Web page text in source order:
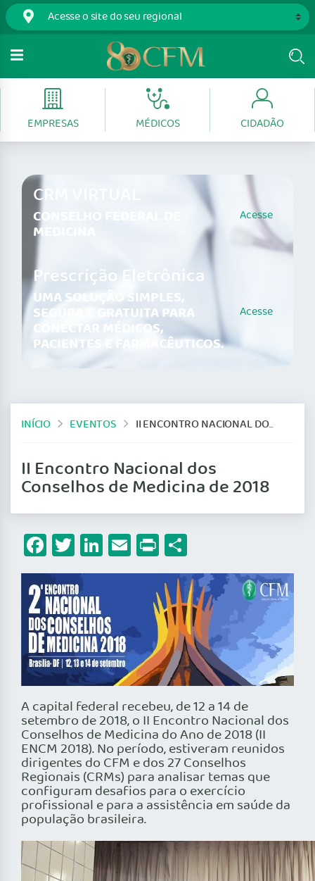
EMPRESAS MÉDICOS CIDADÃO
CRM VIRTUAL
CONSELHO FEDERAL DE
MEDICINA
Acesse
Prescrição Eletrônica
UMA SOLUÇÃO SIMPLES,
SEGURA E GRATUITA PARA
CONECTAR MÉDICOS,
PACIENTES E FARMACÊUTICOS.
Acesse
INÍCIO EVENTOS II ENCONTRO NACIONAL DOS CONSELHOS DE MEDICINA DE 2018
II Encontro Nacional dos
Conselhos de Medicina de 2018
Facebook
Twitter
LinkedIn
Email
Print
A capital federal recebeu, de 12 a 14 de
setembro de 2018, o II Encontro Nacional dos
Conselhos de Medicina do Ano de 2018 (II
ENCM 2018). No período, estiveram reunidos
dirigentes do CFM e dos 27 Conselhos
Regionais (CRMs) para analisar temas que
configuram desafios para o exercício
profissional e para a assistência em saúde da
população brasileira.